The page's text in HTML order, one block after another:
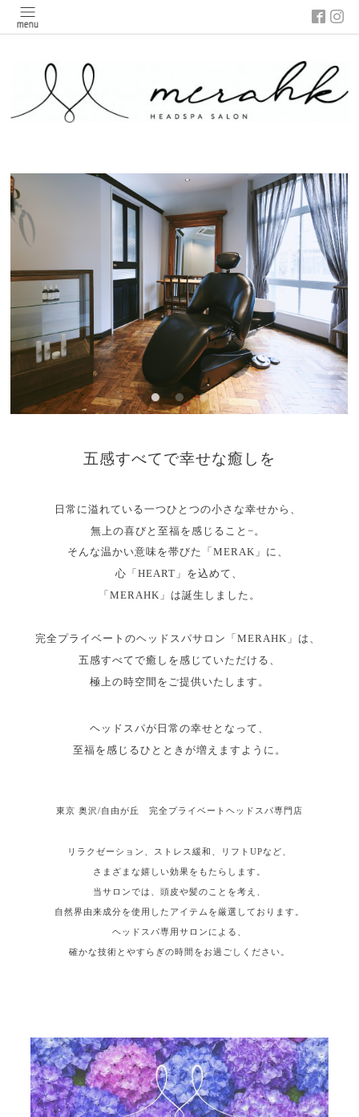
五感すべてで幸せな癒しを
日常に溢れている一つひとつの小さな幸せから、
無上の喜びと至福を感じること−。
そんな温かい意味を帯びた「MERAK」に、
心「HEART」を込めて、
「MERAHK」は誕生しました。
完全プライベートのヘッドスパサロン「MERAHK」は、
五感すべてで癒しを感じていただける、
極上の時空間をご提供いたします。
ヘッドスパが日常の幸せとなって、
至福を感じるひとときが増えますように。
東京 奥沢/自由が丘 完全プライベートヘッドスパ専門店
リラクゼーション、ストレス緩和、リフトUPなど、
さまざまな嬉しい効果をもたらします。
当サロンでは、頭皮や髪のことを考え、
自然界由来成分を使用したアイテムを厳選しております。
ヘッドスパ専用サロンによる、
確かな技術とやすらぎの時間をお過ごしください。